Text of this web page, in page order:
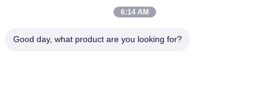
polie à faible absorption d'eau
corps entier Matte Finition Avec 0,05% d'absorption d'eau
6:14 AM
Good day, what product are you looking for?